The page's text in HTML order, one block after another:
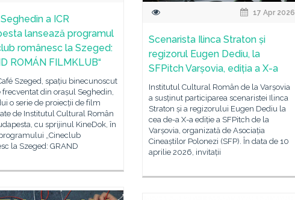
a ICR
lansează programul
românesc la Szeged:
ROMÁN FILMKLUB“
Szeged, spațiu binecunoscut
frecventat din orașul Seghedin,
o serie de proiecții de film
de Institutul Cultural Român
cu sprijinul KineDok, în
„Cineclub
la Szeged: GRAND
17 Apr 2026
Scenarista Ilinca Straton și
regizorul Eugen Dediu, la
SFPitch Varșovia, ediția a X-a
Institutul Cultural Român de la Varșovia
a susținut participarea scenaristei Ilinca
Straton și a regizorului Eugen Dediu la
cea de-a X-a ediție a SFPitch de la
Varșovia, organizată de Asociația
Cineaștilor Polonezi (SFP). În data de 10
aprilie 2026, invitații